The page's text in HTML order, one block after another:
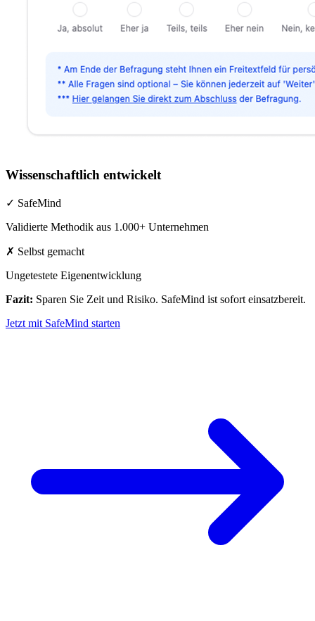
Wissenschaftlich entwickelt
✓ SafeMind
Validierte Methodik aus 1.000+ Unternehmen
✗ Selbst gemacht
Ungetestete Eigenentwicklung
Fazit: Sparen Sie Zeit und Risiko. SafeMind ist sofort einsatzbereit.
Jetzt mit SafeMind starten